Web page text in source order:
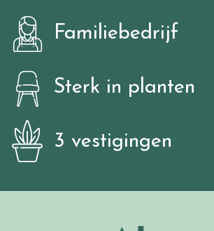
Familiebedrijf
Sterk in planten
3 vestigingen